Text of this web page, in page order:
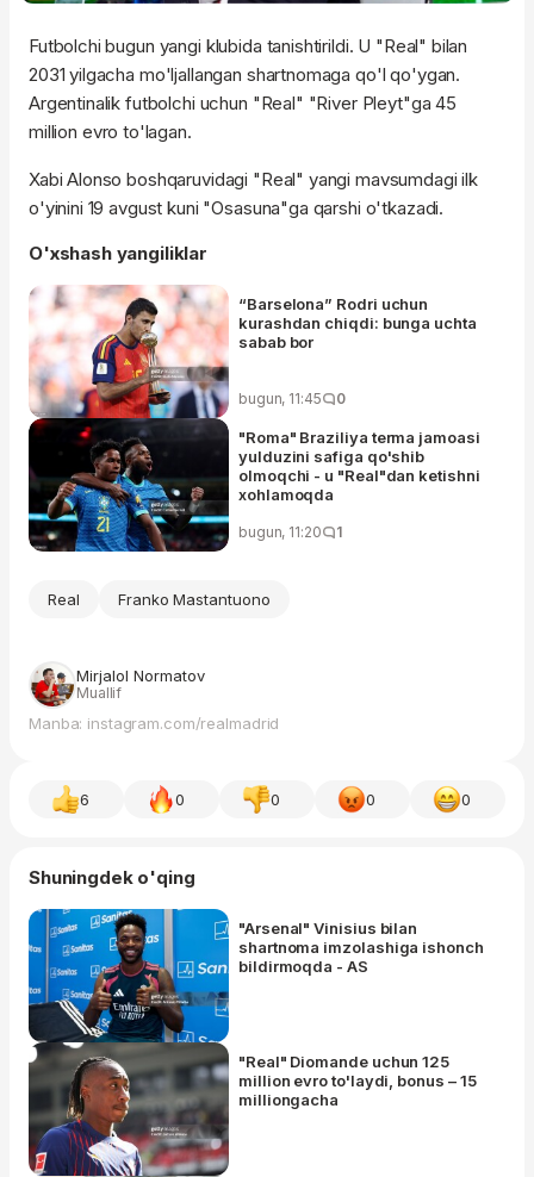
Futbolchi bugun yangi klubida tanishtirildi. U "Real" bilan
2031 yilgacha mo'ljallangan shartnomaga qo'l qo'ygan.
Argentinalik futbolchi uchun "Real" "River Pleyt"ga 45
million evro to'lagan.
Xabi Alonso boshqaruvidagi "Real" yangi mavsumdagi ilk
o'yinini 19 avgust kuni "Osasuna"ga qarshi o'tkazadi.
O'xshash yangiliklar
“Barselona” Rodri uchun
kurashdan chiqdi: bunga uchta
sabab bor
bugun, 11:45 0
"Roma" Braziliya terma jamoasi
yulduzini safiga qo'shib
olmoqchi - u "Real"dan ketishni
xohlamoqda
bugun, 11:20 1
Real Franko Mastantuono
Mirjalol Normatov
Muallif
Manba: instagram.com/realmadrid
6 0 0 0 0
Shuningdek o'qing
"Arsenal" Vinisius bilan
shartnoma imzolashiga ishonch
bildirmoqda - AS
"Real" Diomande uchun 125
million evro to'laydi, bonus – 15
milliongacha